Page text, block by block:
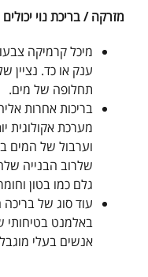
מזרקה / בריכת נוי
מיכל קרמיקה
ענק או כד. נציין
תחלופה של מים.
בריכות אחרות
מערכת אקולוגית
וערבול של המים
שלרוב הבנייה
גלם כמו בטון
עוד סוג של
באלמנט בטיחותי
אנשים בעלי